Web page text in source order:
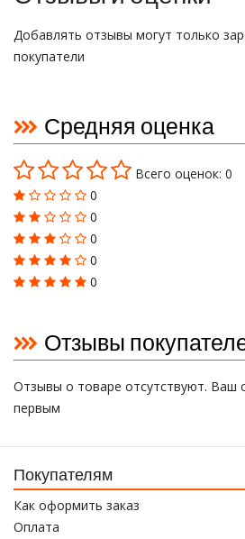
Добавлять отзывы могут только
покупатели
Средняя оценка
Всего оценок: 0
0
0
0
0
0
Отзывы
Отзывы о товаре отсутствуют. Ваш
первым
Покупателям
Как оформить заказ
Оплата